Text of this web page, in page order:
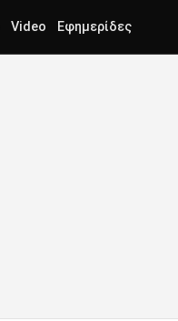
Video Εφημερίδες